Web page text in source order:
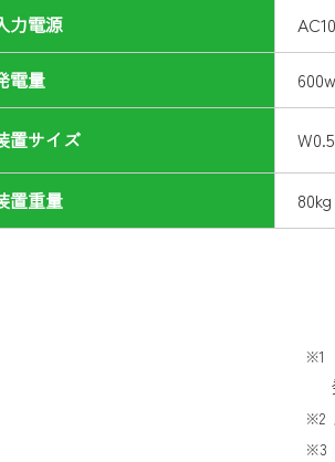
力電源
電量
置サイズ
置重量 80kg
※1
電量及び消費量に応じ
※2
※3